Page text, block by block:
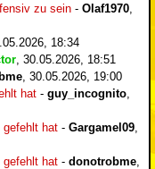
zu sein - Olaf1970
18:34
30.05.2026, 18:51
30.05.2026, 19:00
hat - guy_incognito
gefehlt hat - Gargamel09
gefehlt hat - donotrobme